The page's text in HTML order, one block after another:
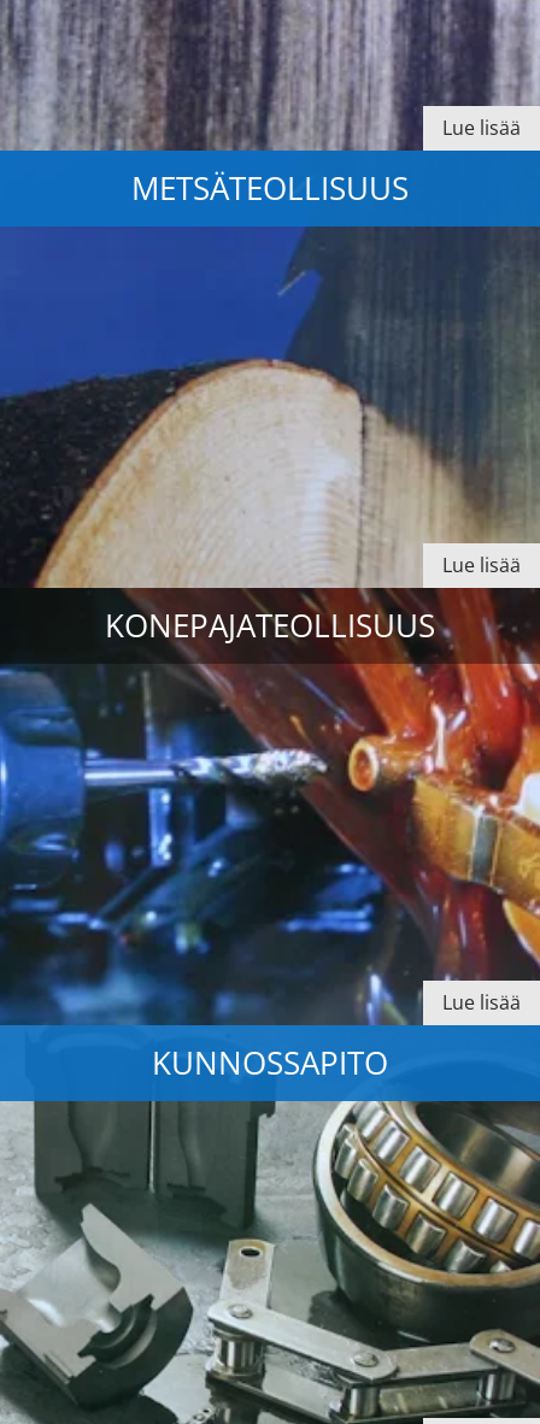
Lue lisää
METSÄTEOLLISUUS
Lue lisää
KONEPAJATEOLLISUUS
Lue lisää
KUNNOSSAPITO